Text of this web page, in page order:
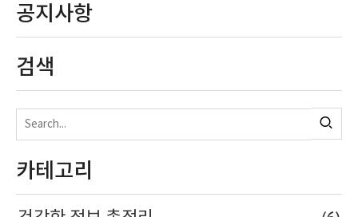
공지사항
검색
카테고리